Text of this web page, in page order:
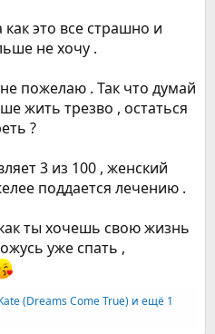
это все страшно и
не хочу .
пожелаю . Так что думай
жить трезво , остаться
?
3 из 100 , женский
поддается лечению .
ты хочешь свою жизнь
уже спать ,
(Dreams Come True) и ещё 1